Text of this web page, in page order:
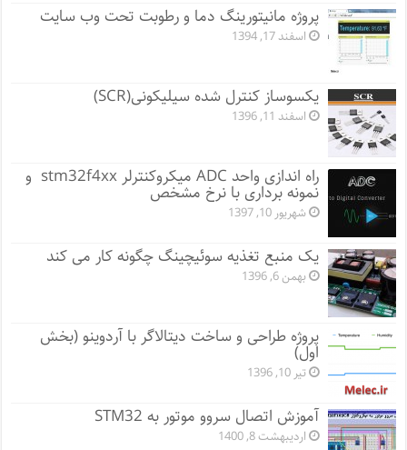
پروژه مانيتورينگ دما و رطوبت تحت وب سایت
اسفند 17, 1394
یکسوساز کنترل شده سیلیکونی(SCR)
اسفند 11, 1396
راه اندازی واحد ADC میکروکنترلر stm32f4xx و
نمونه برداری با نرخ مشخص
شهریور 10, 1397
یک منبع تغذیه سوئیچینگ چگونه کار می کند
بهمن 6, 1396
پروژه طراحی و ساخت دیتالاگر با آردوینو (بخش
اول)
تیر 10, 1396
آموزش اتصال سروو موتور به STM32
اردیبهشت 8, 1400